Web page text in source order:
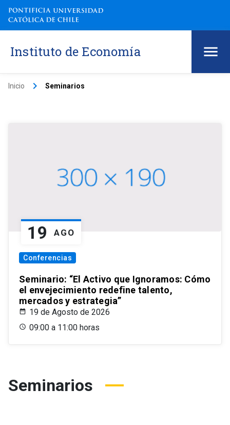
Instituto de Economía
Inicio keyboard_arrow_right Seminarios
19 AGO
Conferencias
Seminario: “El Activo que Ignoramos: Cómo
el envejecimiento redefine talento,
mercados y estrategia”
19 de Agosto de 2026
09:00 a 11:00 horas
Seminarios